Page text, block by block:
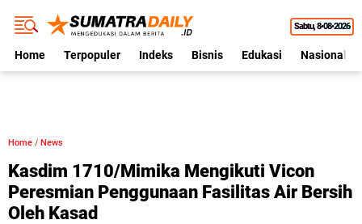
Sabtu 8•08•2026
Home Terpopuler Indeks Bisnis Edukasi Nasional
Home / News
Kasdim 1710/Mimika Mengikuti Vicon
Peresmian Penggunaan Fasilitas Air Bersih
Oleh Kasad